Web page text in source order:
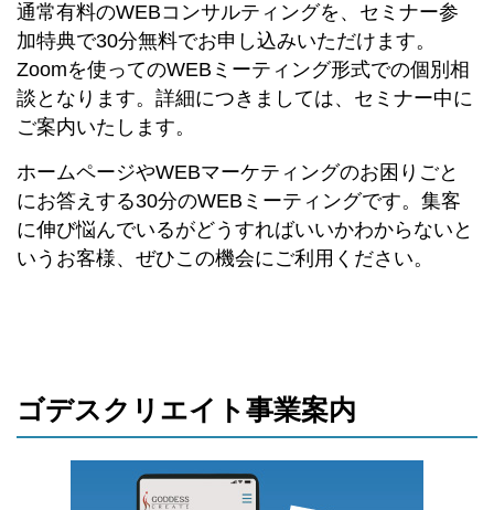
通常有料のWEBコンサルティングを、セミナー参
加特典で30分無料でお申し込みいただけます。
Zoomを使ってのWEBミーティング形式での個別相
談となります。詳細につきましては、セミナー中に
ご案内いたします。
ホームページやWEBマーケティングのお困りごと
にお答えする30分のWEBミーティングです。集客
に伸び悩んでいるがどうすればいいかわからないと
いうお客様、ぜひこの機会にご利用ください。
ゴデスクリエイト事業案内